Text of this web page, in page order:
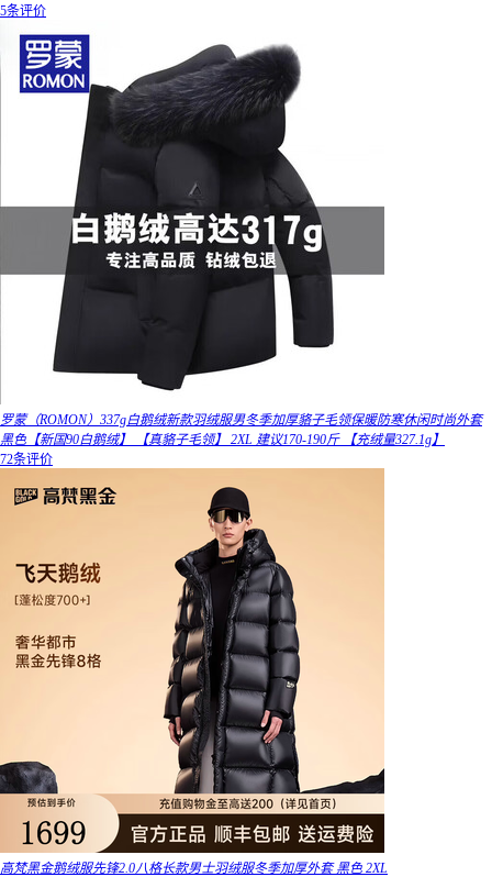
5条评价
罗蒙（ROMON）337g白鹅绒新款羽绒服男冬季加厚貉子毛领保暖防寒休闲时尚外套
黑色【新国90白鹅绒】 【真貉子毛领】 2XL 建议170-190斤 【充绒量327.1g】
72条评价
高梵黑金鹅绒服先锋2.0八格长款男士羽绒服冬季加厚外套 黑色 2XL